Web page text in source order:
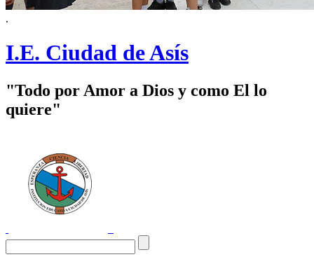
.
I.E. Ciudad de Asís
"Todo por Amor a Dios y como El lo
quiere"